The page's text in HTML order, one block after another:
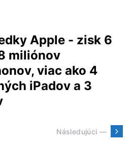
Apple - zisk 6
miliónov
viac ako 4
iPadov a 3
Následujúci —